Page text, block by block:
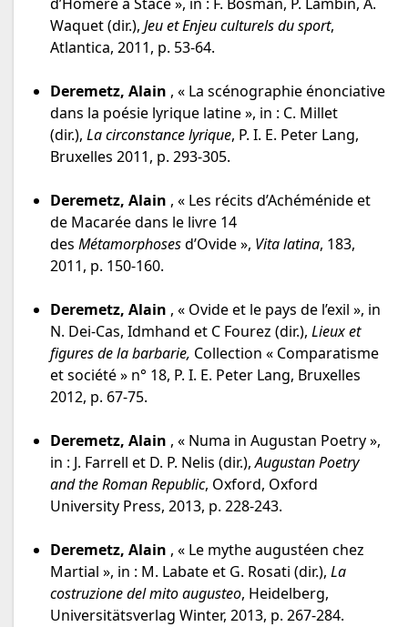
Waquet (dir.), Jeu et Enjeu culturels du sport,
Atlantica, 2011, p. 53-64.
Deremetz, Alain , « La scénographie énonciative
dans la poésie lyrique latine », in : C. Millet
(dir.), La circonstance lyrique, P. I. E. Peter Lang,
Bruxelles 2011, p. 293-305.
Deremetz, Alain , « Les récits d’Achéménide et
de Macarée dans le livre 14
des Métamorphosesd’Ovide », Vita latina, 183,
2011, p. 150-160.
Deremetz, Alain , « Ovide et le pays de l’exil », in
N. Dei-Cas, Idmhand et C Fourez (dir.), Lieux et
figures de la barbarie, Collection « Comparatisme
et société » n° 18, P. I. E. Peter Lang, Bruxelles
2012, p. 67-75.
Deremetz, Alain , « Numa in Augustan Poetry »,
in : J. Farrell et D. P. Nelis (dir.),Augustan Poetry
and the Roman Republic, Oxford, Oxford
University Press, 2013, p. 228-243.
Deremetz, Alain , « Le mythe augustéen chez
Martial », in : M. Labate et G. Rosati (dir.), La
costruzione del mito augusteo, Heidelberg,
Universitätsverlag Winter, 2013, p. 267-284.